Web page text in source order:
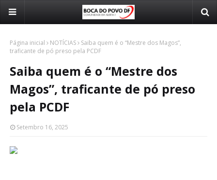
Página inicial NOTÍCIAS
Saiba quem é o “Mestre dos Magos”,
traficante de pó preso pela PCDF
Saiba quem é o “Mestre dos
Magos”, traficante de pó preso
pela PCDF
Setembro 16, 2025